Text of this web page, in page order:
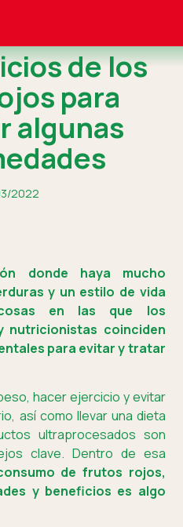
de los
para
algunas
2022
donde haya mucho
y un estilo de vida
en las que los
nutricionistas coinciden
para evitar y tratar
hacer ejercicio y evitar
así como llevar una dieta
ultraprocesados son
clave. Dentro de esa
de frutos rojos,
y beneficios es algo